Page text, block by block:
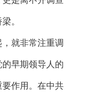
。
就非常注重调
早期领导人的
作用。在中共